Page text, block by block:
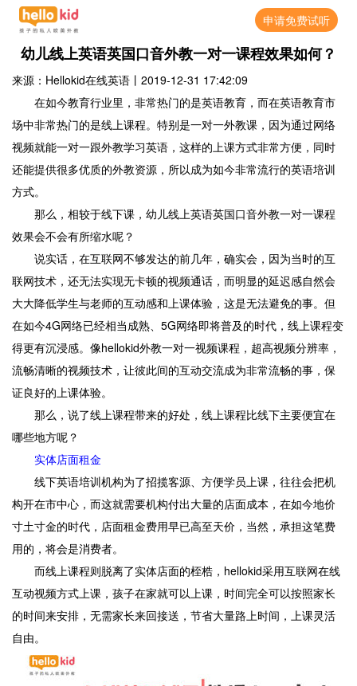
申请免费试听
幼儿线上英语英国口音外教一对一课程效果如何？
来源：Hellokid在线英语 丨 2019-12-31 17:42:09
在如今教育行业里，非常热门的是英语教育，而在英语教育市
场中非常热门的是线上课程。特别是一对一外教课，因为通过网络
视频就能一对一跟外教学习英语，这样的上课方式非常方便，同时
还能提供很多优质的外教资源，所以成为如今非常流行的英语培训
方式。
那么，相较于线下课，幼儿线上英语英国口音外教一对一课程
效果会不会有所缩水呢？
说实话，在互联网不够发达的前几年，确实会，因为当时的互
联网技术，还无法实现无卡顿的视频通话，而明显的延迟感自然会
大大降低学生与老师的互动感和上课体验，这是无法避免的事。但
在如今4G网络已经相当成熟、5G网络即将普及的时代，线上课程变
得更有沉浸感。像hellokid外教一对一视频课程，超高视频分辨率，
流畅清晰的视频技术，让彼此间的互动交流成为非常流畅的事，保
证良好的上课体验。
那么，说了线上课程带来的好处，线上课程比线下主要便宜在
哪些地方呢？
实体店面租金
线下英语培训机构为了招揽客源、方便学员上课，往往会把机
构开在市中心，而这就需要机构付出大量的店面成本，在如今地价
寸土寸金的时代，店面租金费用早已高至天价，当然，承担这笔费
用的，将会是消费者。
而线上课程则脱离了实体店面的桎梏，hellokid采用互联网在线
互动视频方式上课，孩子在家就可以上课，时间完全可以按照家长
的时间来安排，无需家长来回接送，节省大量路上时间，上课灵活
自由。